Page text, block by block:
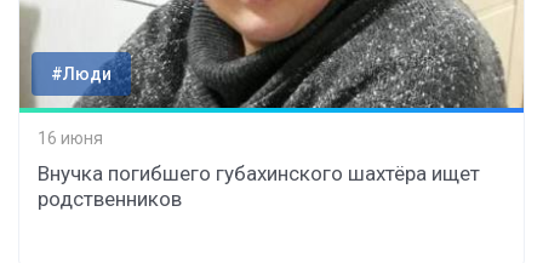
#Люди
16 июня
Внучка погибшего губахинского шахтёра ищет
родственников